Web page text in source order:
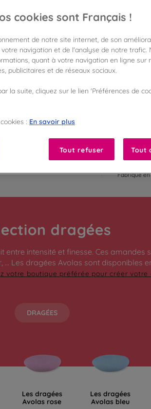
Disponible en
Vérifier la
Frais de port
dès 50€ d'achat
avec notre
Liste des ingrédients
Fabriqué
dragées
intensité et finesse. Ces
Les dragées Avolas sont disponibles
votre boutique préférée pour créer votre
DRAGÉES
Les dragées
Avolas rose
Les dragées
Avolas bleu
cookies sont Français !
de notre site internet, de son
navigation et de l'analyse de notre trafic.
quant à votre navigation en ligne sur
publicitaires et de réseaux sociaux.
la suite, cliquez sur le lien 'Préférences de
: En savoir plus
Tout refuser Tout